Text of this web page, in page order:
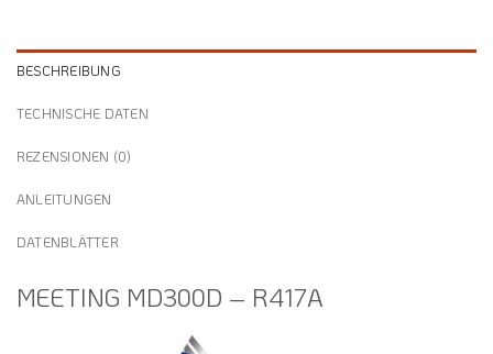
BESCHREIBUNG
TECHNISCHE DATEN
REZENSIONEN (0)
ANLEITUNGEN
DATENBLÄTTER
MEETING MD300D – R417A